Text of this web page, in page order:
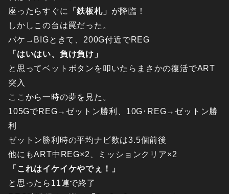
座ったらすぐに
「鉄板札」 が降臨！
しかしこの台は罠だった。
バケ→BIGときて、200G付近でREG
「はいはい、負け負け」
と思ってベットボタンを叩いたらまさかの復活でART
突入
ここから一時の夢を見た。
105GでREG→ゼットン勝利、10G･REG→ゼットン勝
利
ゼットン勝利時の平均ナビ数は3.5個前後
他にもART中REG×2、ミッションクリア×2
「これはイケイケやでぇ！」
と思ったら11連で終了